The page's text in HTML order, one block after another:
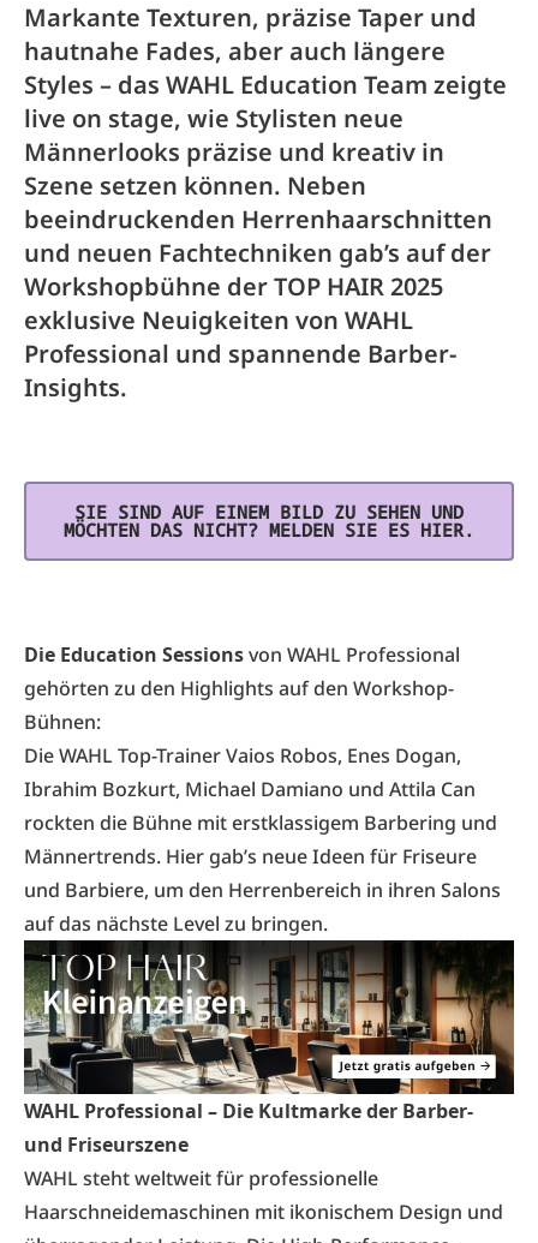
Markante Texturen, präzise Taper und
hautnahe Fades, aber auch längere
Styles – das WAHL Education Team zeigte
live on stage, wie Stylisten neue
Männerlooks präzise und kreativ in
Szene setzen können. Neben
beeindruckenden Herrenhaarschnitten
und neuen Fachtechniken gab’s auf der
Workshopbühne der TOP HAIR 2025
exklusive Neuigkeiten von WAHL
Professional und spannende Barber-
Insights.
SIE SIND AUF EINEM BILD ZU SEHEN UND
MÖCHTEN DAS NICHT? MELDEN SIE ES HIER.
Die Education Sessionsvon WAHL Professional
gehörten zu den Highlights auf den Workshop-
Bühnen:
Die WAHL Top-Trainer Vaios Robos, Enes Dogan,
Ibrahim Bozkurt, Michael Damiano und Attila Can
rockten die Bühne mit erstklassigem Barbering und
Männertrends. Hier gab’s neue Ideen für Friseure
und Barbiere, um den Herrenbereich in ihren Salons
auf das nächste Level zu bringen.
WAHL Professional – Die Kultmarke der Barber-
und Friseurszene
WAHL steht weltweit für professionelle
Haarschneidemaschinen mit ikonischem Design und